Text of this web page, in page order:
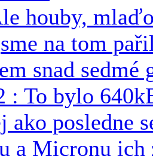
houby,
na tom
snad sedmé
: To bylo
ako posledne
a Micronu